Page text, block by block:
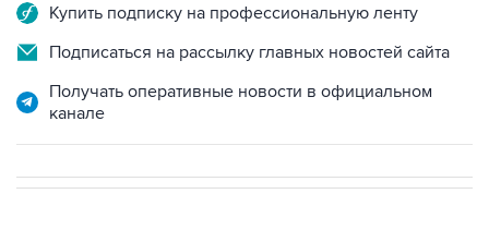
Купить подписку на профессиональную ленту
Подписаться на рассылку главных новостей сайта
Получать оперативные новости в официальном
канале